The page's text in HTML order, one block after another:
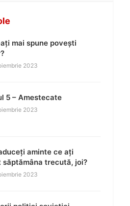
mai spune povești
2023
5 – Amestecate
2023
aminte ce ați
săptămâna trecută, joi?
2023